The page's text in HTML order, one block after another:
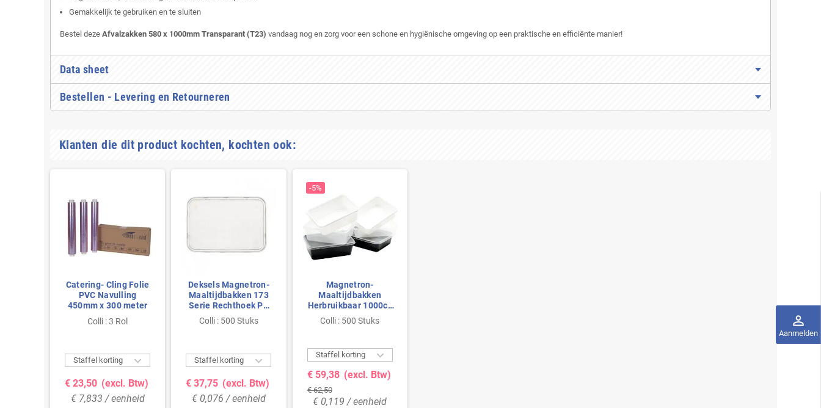
perm_identity
Aanmelden
Gemakkelijk te gebruiken en te sluiten
Bestel deze Afvalzakken 580 x 1000mm Transparant (T23) vandaag nog en zorg voor een schone en hygiënische omgeving op een praktische en efficiënte manier!
Data sheet
Bestellen - Levering en Retourneren
Klanten die dit product kochten, kochten ook:
Catering- Cling Folie
PVC Navulling
450mm x 300 meter
Colli : 3 Rol
Staffel korting 
€ 23,50 (excl. Btw)
€ 7,833 / eenheid
Deksels Magnetron-
Maaltijdbakken 173
Serie Rechthoek PP
Transparant 175 x
119mm
Colli : 500 Stuks
Staffel korting 
€ 37,75 (excl. Btw)
€ 0,076 / eenheid
-5%
Magnetron-
Maaltijdbakken
Herbruikbaar 1000cc
173 Serie Rechthoek
PP Transparant 175 x
Colli : 500 Stuks
Staffel korting 
€ 59,38 (excl. Btw)
€ 62,50
€ 0,119 / eenheid